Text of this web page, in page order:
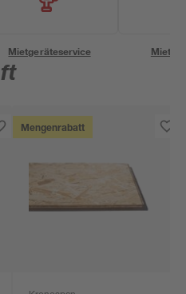
Mietgeräteservice
Mengenrabatt